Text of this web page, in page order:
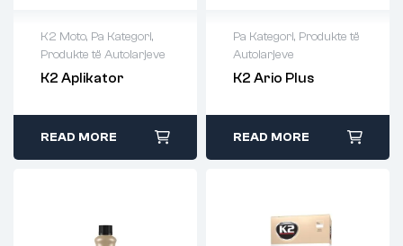
K2 Moto, Pa Kategori,
Produkte të Autolarjeve
K2 Aplikator
READ MORE
Pa Kategori, Produkte të
Autolarjeve
K2 Ario Plus
READ MORE